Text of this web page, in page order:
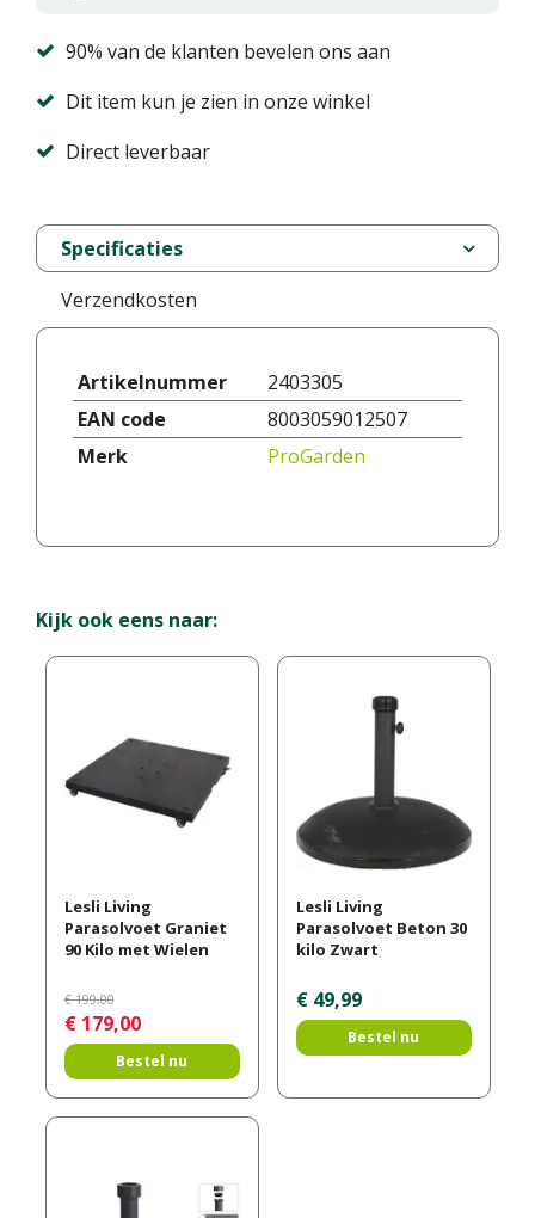
90% van de klanten bevelen ons aan
Dit item kun je zien in onze winkel
Direct leverbaar
Specificaties
Verzendkosten
Artikelnummer
2403305
EAN code
8003059012507
Merk
ProGarden
Kijk ook eens naar:
Lesli Living
Parasolvoet Graniet
90 Kilo met Wielen
€ 199,00
€ 179,00
Bestel nu
Lesli Living
Parasolvoet Beton 30
kilo Zwart
€ 49,99
Bestel nu